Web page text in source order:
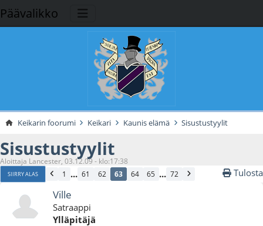
Päävalikko
Keikarin foorumi Keikari Kaunis elämä Sisustustyylit
Sisustustyylit
Aloittaja Lancester, 03.12.09 - klo:17:38
SIIRRY ALAS 1 ... 61 62 63 64 65 ... 72 Tulosta
Ville
Satraappi
Ylläpitäjä